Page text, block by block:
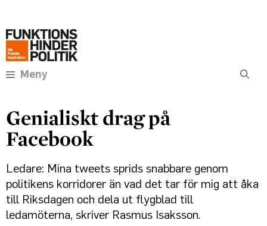
innehåll
Meny
Genialiskt drag på
Facebook
Ledare: Mina tweets sprids snabbare genom
politikens korridorer än vad det tar för mig att åka
till Riksdagen och dela ut flygblad till
ledamöterna, skriver Rasmus Isaksson.